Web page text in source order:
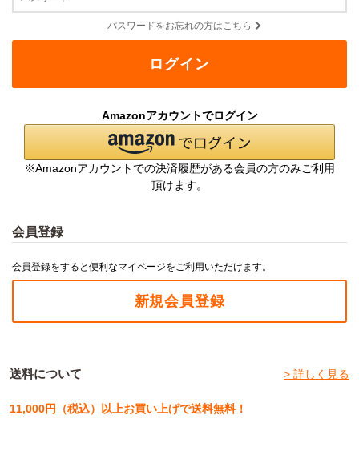
パスワードをお忘れの方はこちら
Amazonアカウントでログイン
※Amazonアカウントでの決済履歴がある会員の方のみご利用
頂けます。
会員登録
会員登録をすると便利なマイページをご利用いただけます。
新規会員登録
送料について > 詳しく見る
11,000円（税込）以上お買い上げで送料無料！